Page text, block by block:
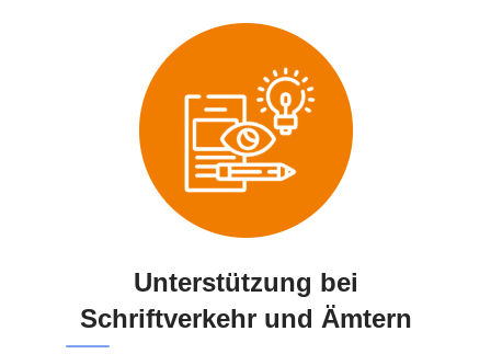
Unterstützung bei
Schriftverkehr und Ämtern